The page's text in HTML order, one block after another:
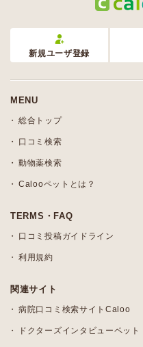
新規ユーザ登録
MENU
総合トップ
口コミ検索
動物薬検索
Calooペットとは？
TERMS・FAQ
口コミ投稿ガイドライン
利用規約
関連サイト
病院口コミ検索サイトCaloo
ドクターズインタビューペット